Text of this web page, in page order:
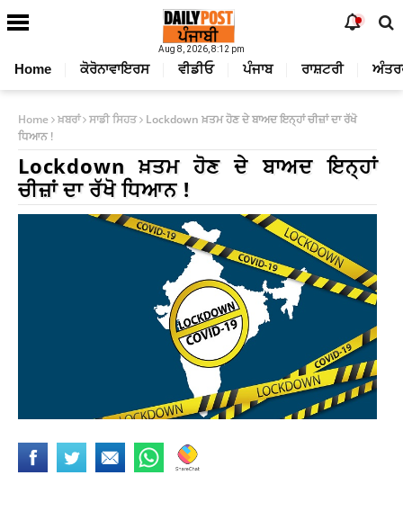
Aug 8, 2026, 8:12 pm
Home ਕੋਰੋਨਾਵਾਇਰਸ ਵੀਡੀਓ ਪੰਜਾਬ ਰਾਸ਼ਟਰੀ
Home ਖ਼ਬਰਾਂ ਸਾਡੀ ਸਿਹਤ
Lockdown ਖ਼ਤਮ ਹੋਣ ਦੇ ਬਾਅਦ ਇਨ੍ਹਾਂ ਚੀਜ਼ਾਂ ਦਾ ਰੱਖੋ
ਧਿਆਨ !
Lockdown ਖ਼ਤਮ ਹੋਣ ਦੇ ਬਾਅਦ ਇਨ੍ਹਾਂ
ਚੀਜ਼ਾਂ ਦਾ ਰੱਖੋ ਧਿਆਨ !